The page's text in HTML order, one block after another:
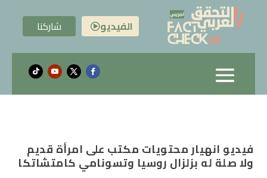
الفيديو شاركنا
فيديو انهيار محتويات مكتب على امرأة قديم
ولا صلة له بزلزال روسيا وتسونامي كامتشاتكا